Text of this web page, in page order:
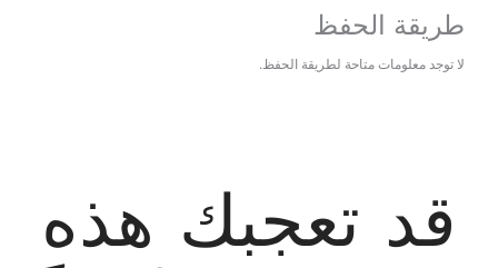
طريقة الحفظ
لا توجد معلومات متاحة لطريقة الحفظ.
قد تعجبك هذه